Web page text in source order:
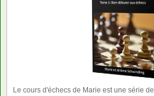
Le cours d'échecs de Marie est une série